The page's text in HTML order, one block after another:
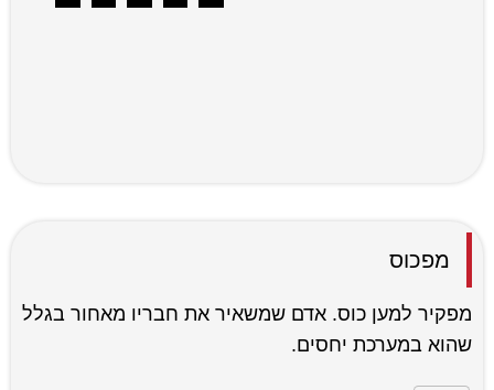
מפכוס
מפקיר למען כוס. אדם שמשאיר את חבריו מאחור בגלל
שהוא במערכת יחסים.